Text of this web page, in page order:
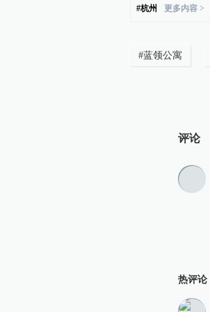
#杭州 更多内容 >
#蓝领公寓
评论
热评论